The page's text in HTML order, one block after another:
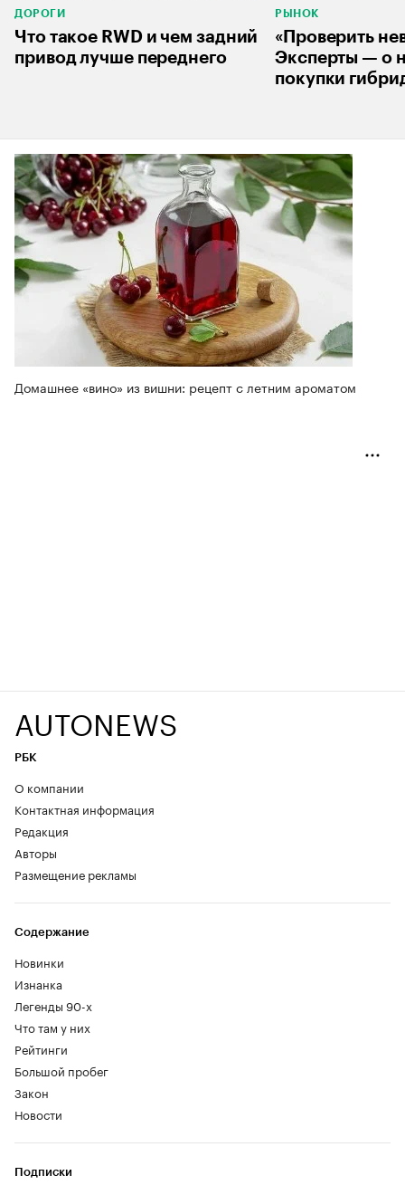
ДОРОГИ
Что такое RWD и чем задний
привод лучше переднего
РЫНОК
«Проверить
Эксперты — о
покупки
Домашнее «вино» из вишни: рецепт с летним ароматом
AUTONEWS
РБК
О компании
Контактная информация
Редакция
Авторы
Размещение рекламы
Содержание
Новинки
Изнанка
Легенды 90-х
Что там у них
Рейтинги
Большой пробег
Закон
Новости
Подписки